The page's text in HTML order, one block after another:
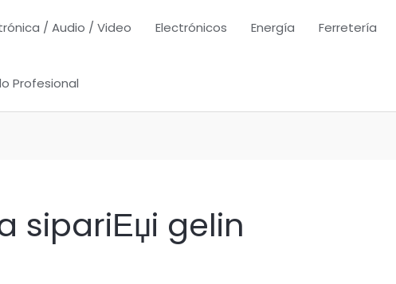
/ Audio / Video Electrónicos Energía Ferretería
Profesional
sipariЕџi gelin